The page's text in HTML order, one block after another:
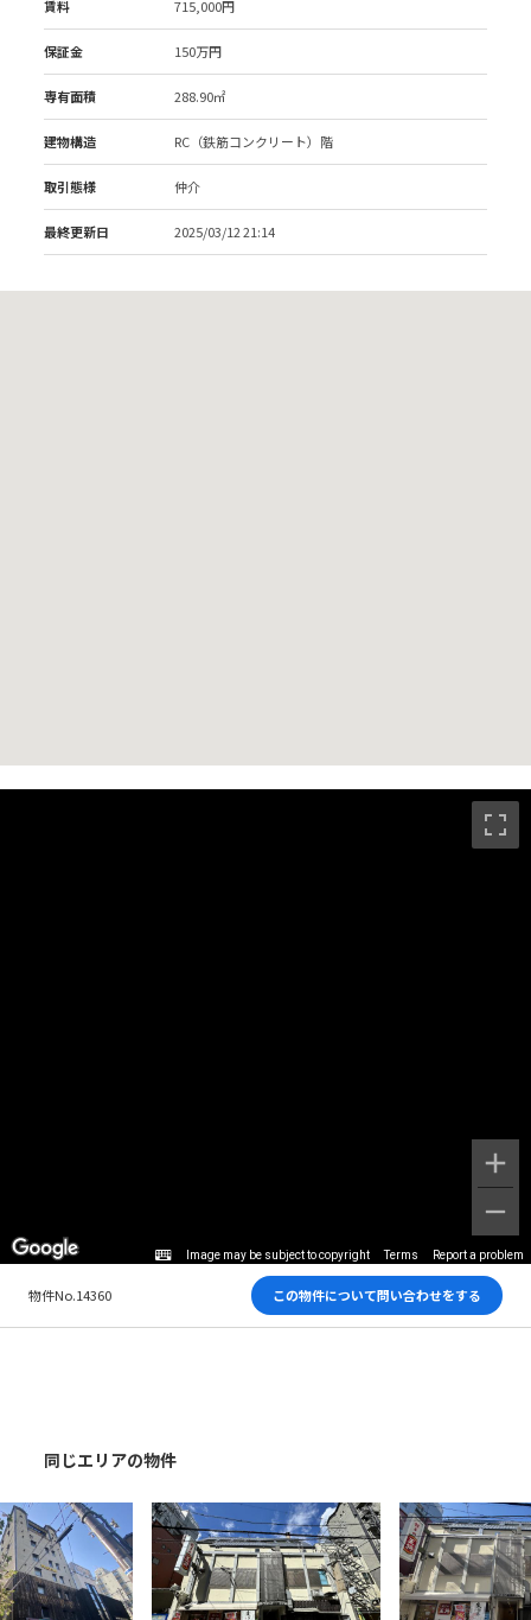
賃料 715,000円
保証金 150万円
専有面積 288.90㎡
建物構造 RC（鉄筋コンクリート）階
取引態様 仲介
最終更新日 2025/03/12 21:14
Image may be subject to copyright Terms Report a problem
物件No.14360 この物件について問い合わせをする
同じエリアの物件